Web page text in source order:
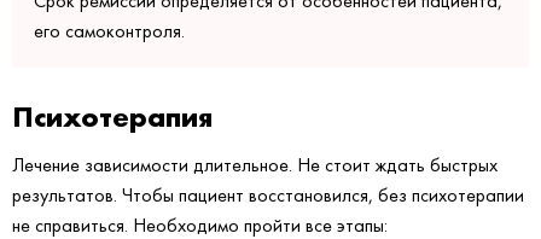
его самоконтроля.
Психотерапия
Лечение зависимости длительное. Не стоит ждать быстрых
результатов. Чтобы пациент восстановился, без психотерапии
не справиться. Необходимо пройти все этапы: